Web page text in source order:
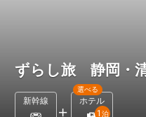
ずらし旅 静岡・
新幹線 ホテル
選べる
1 泊